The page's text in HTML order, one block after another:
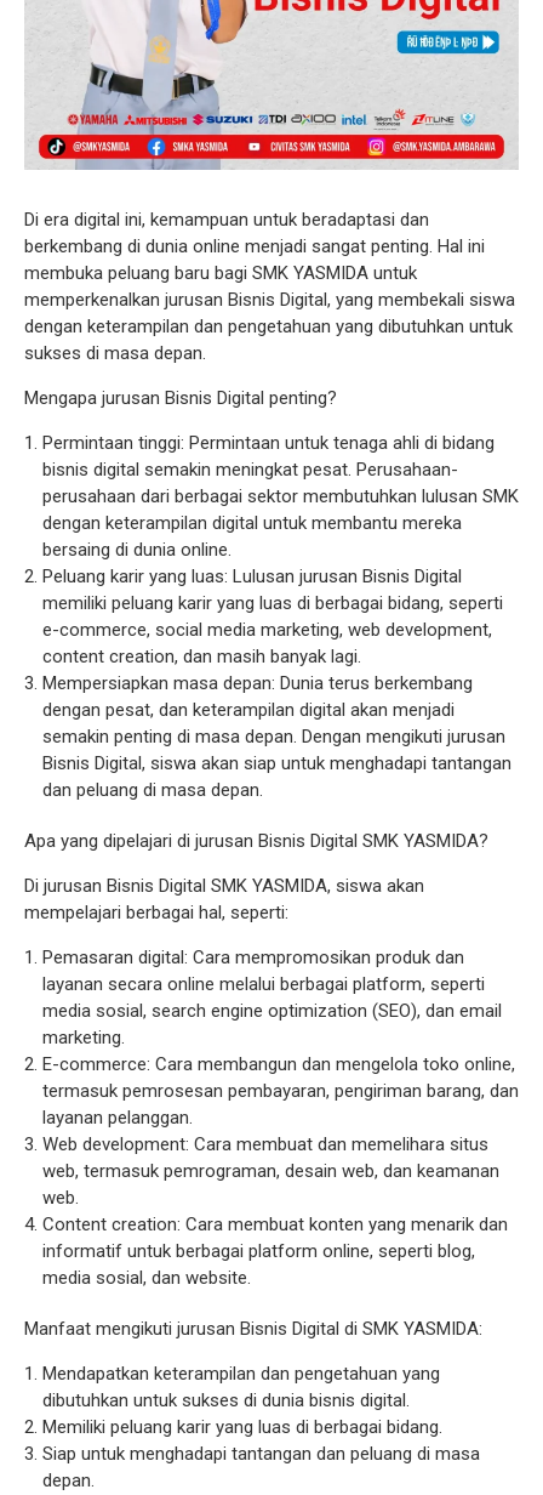
Di era digital ini, kemampuan untuk beradaptasi dan
berkembang di dunia online menjadi sangat penting. Hal ini
membuka peluang baru bagi SMK YASMIDA untuk
memperkenalkan jurusan Bisnis Digital, yang membekali siswa
dengan keterampilan dan pengetahuan yang dibutuhkan untuk
sukses di masa depan.
Mengapa jurusan Bisnis Digital penting?
Permintaan tinggi: Permintaan untuk tenaga ahli di bidang
bisnis digital semakin meningkat pesat. Perusahaan-
perusahaan dari berbagai sektor membutuhkan lulusan SMK
dengan keterampilan digital untuk membantu mereka
bersaing di dunia online.
Peluang karir yang luas: Lulusan jurusan Bisnis Digital
memiliki peluang karir yang luas di berbagai bidang, seperti
e-commerce, social media marketing, web development,
content creation, dan masih banyak lagi.
Mempersiapkan masa depan: Dunia terus berkembang
dengan pesat, dan keterampilan digital akan menjadi
semakin penting di masa depan. Dengan mengikuti jurusan
Bisnis Digital, siswa akan siap untuk menghadapi tantangan
dan peluang di masa depan.
Apa yang dipelajari di jurusan Bisnis Digital SMK YASMIDA?
Di jurusan Bisnis Digital SMK YASMIDA, siswa akan
mempelajari berbagai hal, seperti:
Pemasaran digital: Cara mempromosikan produk dan
layanan secara online melalui berbagai platform, seperti
media sosial, search engine optimization (SEO), dan email
marketing.
E-commerce: Cara membangun dan mengelola toko online,
termasuk pemrosesan pembayaran, pengiriman barang, dan
layanan pelanggan.
Web development: Cara membuat dan memelihara situs
web, termasuk pemrograman, desain web, dan keamanan
web.
Content creation: Cara membuat konten yang menarik dan
informatif untuk berbagai platform online, seperti blog,
media sosial, dan website.
Manfaat mengikuti jurusan Bisnis Digital di SMK YASMIDA:
Mendapatkan keterampilan dan pengetahuan yang
dibutuhkan untuk sukses di dunia bisnis digital.
Memiliki peluang karir yang luas di berbagai bidang.
Siap untuk menghadapi tantangan dan peluang di masa
depan.